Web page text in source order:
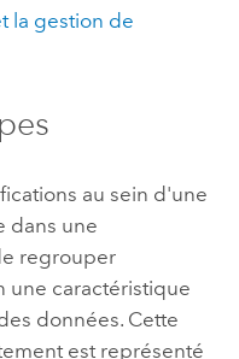
la gestion de
au sein d'une
dans une
regrouper
une caractéristique
données. Cette
est représenté